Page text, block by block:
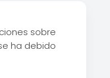
sobre
ha debido